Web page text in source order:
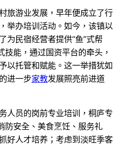
旅游业发展，早年便成立了行
举办培训活动。如今，该镇以
为民宿经营者提供“鱼”式帮
技能，通过国资平台的牵头，
以托管和赋能。这一举措犹如
进一步家教发展照亮前进道
人员的岗前专业培训，桐庐专
防安全、美食烹饪、服务礼
好人才培养；考虑到淡旺季客